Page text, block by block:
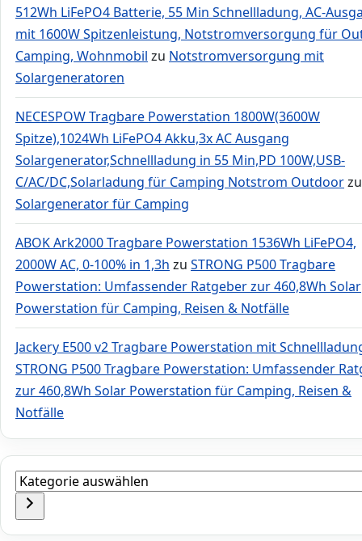
512Wh LiFePO4 Batterie, 55 Min Schnellladung, AC-
mit 1600W Spitzenleistung, Notstromversorgung für
Camping, Wohnmobil zu Notstromversorgung mit
Solargeneratoren
NECESPOW Tragbare Powerstation 1800W(3600W
Spitze),1024Wh LiFePO4 Akku,3x AC Ausgang
Solargenerator,Schnellladung in 55 Min,PD 100W,USB-
C/AC/DC,Solarladung für Camping Notstrom Outdoorzu
Solargenerator für Camping
ABOK Ark2000 Tragbare Powerstation 1536Wh LiFePO4,
2000W AC, 0-100% in 1,3h zu STRONG P500 Tragbare
Powerstation: Umfassender Ratgeber zur 460,8Wh Solar
Powerstation für Camping, Reisen & Notfälle
Jackery E500 v2 Tragbare Powerstation mit
STRONG P500 Tragbare Powerstation: Umfassender
zur 460,8Wh Solar Powerstation für Camping, Reisen &
Notfälle
Kategorie
auswählen